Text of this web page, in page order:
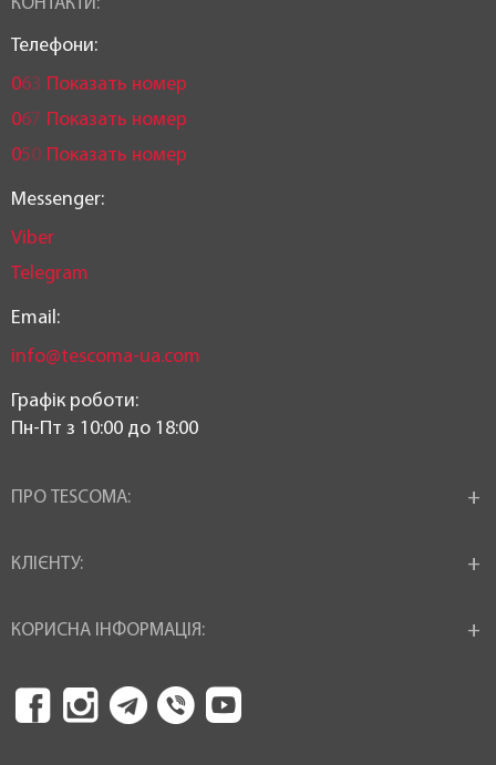
Телефони:
063 Показать номер
067 Показать номер
050 Показать номер
Messenger:
Viber
Telegram
Email:
info@tescoma-ua.com
Графік роботи:
Пн-Пт з 10:00 до 18:00
ПРО TESCOMA:
КЛІЄНТУ:
КОРИСНА ІНФОРМАЦІЯ: